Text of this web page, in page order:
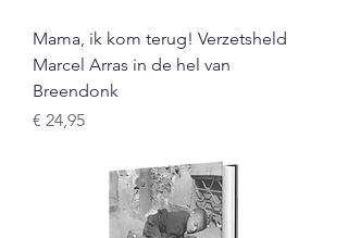
Mama, ik kom terug! Verzetsheld
Marcel Arras in de hel van
Breendonk
Prijs
€ 24,95